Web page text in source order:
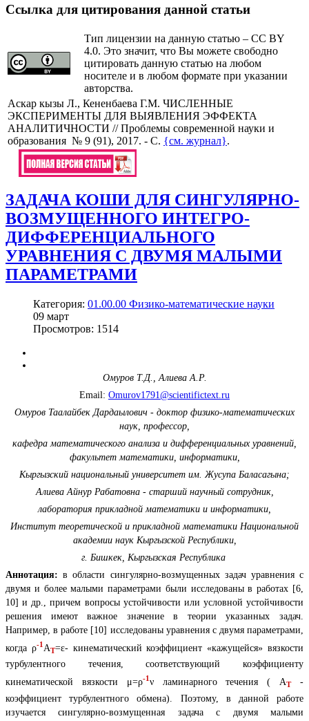
Ссылка для цитирования данной статьи
Тип лицензии на данную статью – CC BY
4.0. Это значит, что Вы можете свободно
цитировать данную статью на любом
носителе и в любом формате при указании
авторства.
Аскар кызы Л., Кененбаева Г.М. ЧИСЛЕННЫЕ
ЭКСПЕРИМЕНТЫ ДЛЯ ВЫЯВЛЕНИЯ ЭФФЕКТА
АНАЛИТИЧНОСТИ // Проблемы современной науки и
образования № 9 (91), 2017. - С. {см. журнал}.
ЗАДАЧА КОШИ ДЛЯ СИНГУЛЯРНО-
ВОЗМУЩЕННОГО ИНТЕГРО-
ДИФФЕРЕНЦИАЛЬНОГО
УРАВНЕНИЯ С ДВУМЯ МАЛЫМИ
ПАРАМЕТРАМИ
Категория: 01.00.00 Физико-математические науки
09 март
Просмотров: 1514
Омуров Т.Д., Алиева А.Р.
Email: Omurov1791@scientifictext.ru
Омуров Таалайбек Дардаылович - доктор физико-математических
наук, профессор,
кафедра математического анализа и дифференциальных уравнений,
факультет математики, информатики,
Кыргызский национальный университет им. Жусупа Баласагына;
Алиева Айнур Рабатовна - старший научный сотрудник,
лаборатория прикладной математики и информатики,
Институт теоретической и прикладной математики Национальной
академии наук Кыргызской Республики,
г. Бишкек, Кыргызская Республика
Аннотация:в области сингулярно-возмущенных задач уравнения с
двумя и более малыми параметрами были исследованы в работах [6,
10] и др., причем вопросы устойчивости или условной устойчивости
решения имеют важное значение в теории указанных задач.
Например, в работе [10] исследованы уравнения с двумя параметрами,
когда ρ-1 AT=ε- кинематический коэффициент «кажущейся» вязкости
турбулентного течения, соответствующий коэффициенту
кинематической вязкости μ=ρ-1 ν ламинарного течения ( AT-
коэффициент турбулентного обмена). Поэтому, в данной работе
изучается сингулярно-возмущенная задача с двумя малыми